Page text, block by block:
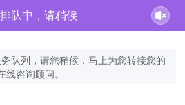
排队中，请稍候
队列，请您稍候，马上为您转接您的
线咨询顾问。